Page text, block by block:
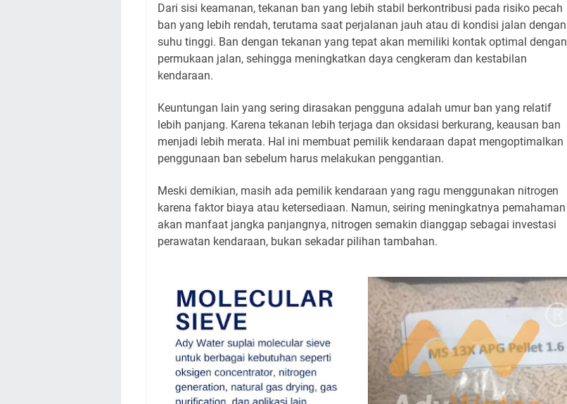
Dari sisi keamanan, tekanan ban yang lebih stabil berkontribusi pada risiko pecah
ban yang lebih rendah, terutama saat perjalanan jauh atau di kondisi jalan dengan
suhu tinggi. Ban dengan tekanan yang tepat akan memiliki kontak optimal dengan
permukaan jalan, sehingga meningkatkan daya cengkeram dan kestabilan
kendaraan.
Keuntungan lain yang sering dirasakan pengguna adalah umur ban yang relatif
lebih panjang. Karena tekanan lebih terjaga dan oksidasi berkurang, keausan ban
menjadi lebih merata. Hal ini membuat pemilik kendaraan dapat mengoptimalkan
penggunaan ban sebelum harus melakukan penggantian.
Meski demikian, masih ada pemilik kendaraan yang ragu menggunakan nitrogen
karena faktor biaya atau ketersediaan. Namun, seiring meningkatnya pemahaman
akan manfaat jangka panjangnya, nitrogen semakin dianggap sebagai investasi
perawatan kendaraan, bukan sekadar pilihan tambahan.